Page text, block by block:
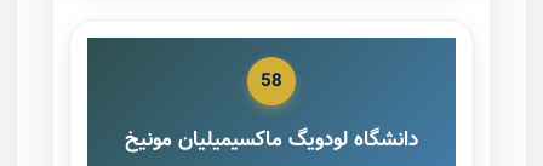
58
دانشگاه لودویگ ماکسیمیلیان مونیخ